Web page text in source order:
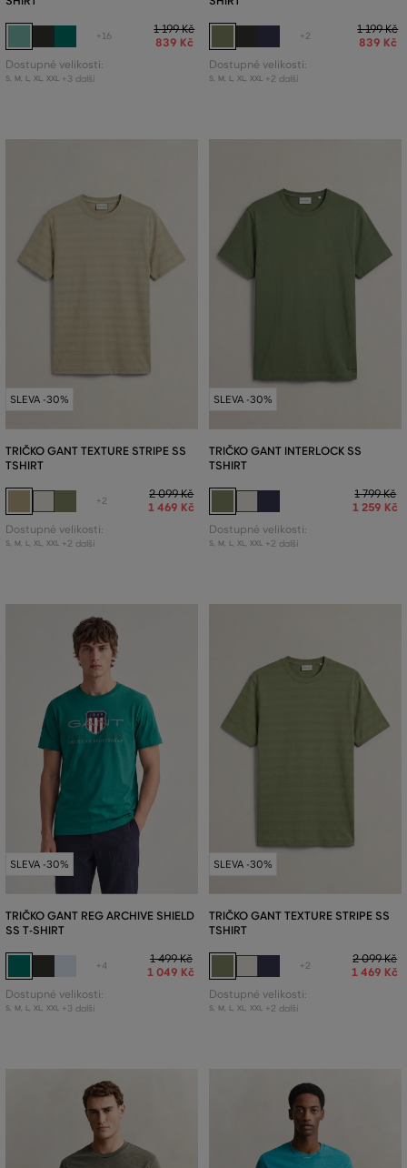
+16
1 199 Kč
839 Kč
Dostupné velikosti:
S, M L, XL, XXL +3 další
+2
1 199 Kč
839 Kč
Dostupné velikosti:
S, M L, XL, XXL +2 další
SLEVA -30%
TRIČKO GANT TEXTURE STRIPE SS
TSHIRT
+2
2 099 Kč
1 469 Kč
Dostupné velikosti:
S, M L, XL, XXL +2 další
SLEVA -30%
TRIČKO GANT INTERLOCK SS
TSHIRT
1 799 Kč
1 259 Kč
Dostupné velikosti:
S, M L, XL, XXL +2 další
SLEVA -30%
TRIČKO GANT REG ARCHIVE SHIELD
SS T-SHIRT
+4
1 499 Kč
1 049 Kč
Dostupné velikosti:
S, M L, XL, XXL +3 další
SLEVA -30%
TRIČKO GANT TEXTURE STRIPE SS
TSHIRT
+2
2 099 Kč
1 469 Kč
Dostupné velikosti:
S, M L, XL, XXL +2 další